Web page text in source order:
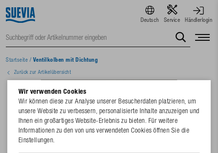
Deutsch Service Händlerlogin
Startseite / Ventilkolben mit Dichtung
Zurück zur Artikelübersicht
Wir verwenden Cookies
Wir können diese zur Analyse unserer Besucherdaten platzieren, um
unsere Website zu verbessern, personalisierte Inhalte anzuzeigen und
Ihnen ein großartiges Website-Erlebnis zu bieten. Für weitere
Informationen zu den von uns verwendeten Cookies öffnen Sie die
Einstellungen.